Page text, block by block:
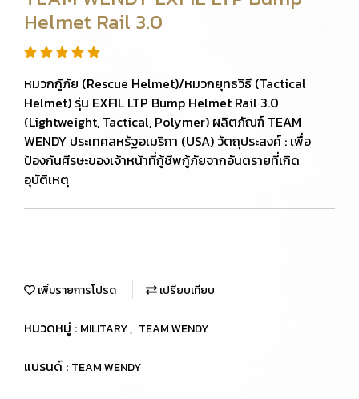
Helmet Rail 3.0
หมวกกู้ภัย (Rescue Helmet)/หมวกยุทธวิธี (Tactical
Helmet) รุ่น EXFIL LTP Bump Helmet Rail 3.0
(Lightweight, Tactical, Polymer) ผลิตภัณฑ์ TEAM
WENDY ประเทศสหรัฐอเมริกา (USA) วัตถุประสงค์ : เพื่อ
ป้องกันศีรษะของเจ้าหน้าที่กู้ชีพกู้ภัยจากอันตรายที่เกิด
อุบัติเหตุ
เพิ่มรายการโปรด เปรียบเทียบ
หมวดหมู่ : MILITARY, TEAM WENDY
แบรนด์ : TEAM WENDY